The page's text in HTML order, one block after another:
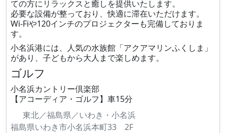
ての方にリラックスと癒しを提供いたします。
必要な設備が整っており、快適に滞在いただけます。
Wi-Fiや120インチのプロジェクターも完備しておりま
す。
小名浜港には、人気の水族館「アクアマリンふくしま」
があり、子どもから大人まで楽しめます。
ゴルフ
小名浜カントリー倶楽部
【アコーディア・ゴルフ】車15分
東北／福島県／いわき・小名浜
福島県いわき市小名浜本町33 2F